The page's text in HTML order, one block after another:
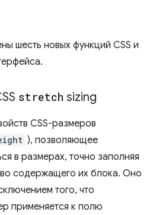
шесть новых функций CSS и
stretch sizing
CSS-размеров
), позволяющее
в размерах, точно заполняя
содержащего их блока. Оно
того, что
применяется к полю